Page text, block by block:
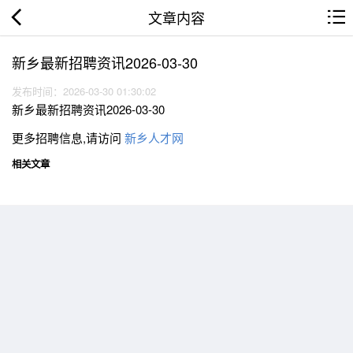
文章内容
新乡最新招聘资讯2026-03-30
发布时间：2026-03-30 01:30:02
新乡最新招聘资讯2026-03-30
更多招聘信息,请访问 新乡人才网
相关文章